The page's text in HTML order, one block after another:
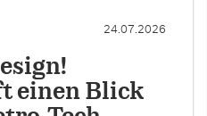
24.07.2026
einen Blick